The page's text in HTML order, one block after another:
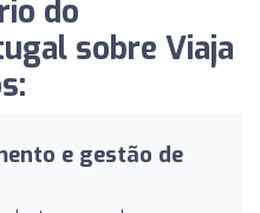
do
sobre Viaja
e gestão de